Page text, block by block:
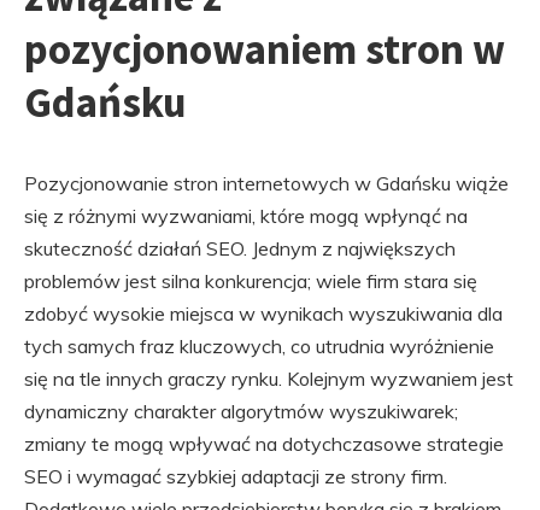
pozycjonowaniem stron w
Gdańsku
Pozycjonowanie stron internetowych w Gdańsku wiąże
się z różnymi wyzwaniami, które mogą wpłynąć na
skuteczność działań SEO. Jednym z największych
problemów jest silna konkurencja; wiele firm stara się
zdobyć wysokie miejsca w wynikach wyszukiwania dla
tych samych fraz kluczowych, co utrudnia wyróżnienie
się na tle innych graczy rynku. Kolejnym wyzwaniem jest
dynamiczny charakter algorytmów wyszukiwarek;
zmiany te mogą wpływać na dotychczasowe strategie
SEO i wymagać szybkiej adaptacji ze strony firm.